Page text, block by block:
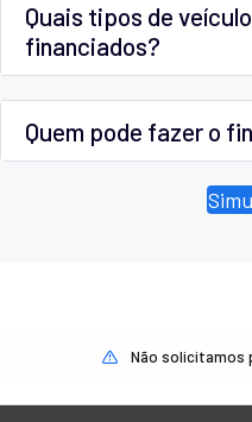
Quais tipos de
financiados?
Quem pode fazer o
Não solicitamos